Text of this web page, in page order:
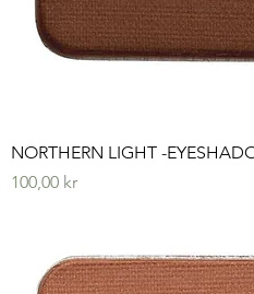
NORTHERN LIGHT -
Pris
100,00 kr